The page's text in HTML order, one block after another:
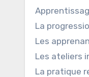
La
Les
Les ateliers
La pratique